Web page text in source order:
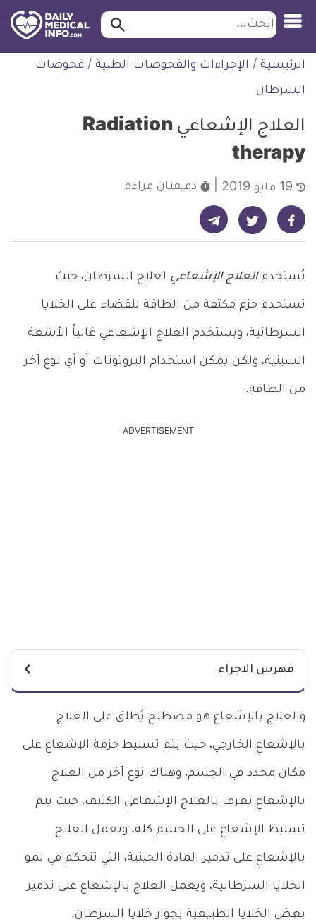
التخطي
للمحتوى
طبية
ابحث ابحث…
الرئيسية / الإجراءات والفحوصات الطبية / فحوصات
السرطان
العلاج الإشعاعي Radiation
therapy
دقيقتان قراءة
شارك على فيسبوك - ديلي ميديكال انفو شارك على تويتر - ديلي ميديكال انفو شارك على تيليجرام - ديلي ميديكال انفو
يُستخدم العلاج الإشعاعي لعلاج السرطان، حيث
تستخدم حزم مكثفة من الطاقة للقضاء على الخلايا
السرطانية، ويستخدم العلاج الإشعاعي غالباً الأشعة
السينية، ولكن يمكن استخدام البروتونات أو أي نوع آخر
من الطاقة.
ADVERTISEMENT
فهرس الاجراء
والعلاج بالإشعاع هو مصطلح يُطلق على العلاج
بالإشعاع الخارجي، حيث يتم تسليط حزمة الإشعاع على
مكان محدد في الجسم، وهناك نوع آخر من العلاج
بالإشعاع يعرف بالعلاج الإشعاعي الكثيف، حيت يتم
تسليط الإشعاع على الجسم كله. ويعمل العلاج
بالإشعاع على تدمير المادة الجينية، التي تتحكم في نمو
الخلايا السرطانية، ويعمل العلاج بالإشعاع على تدمير
بعض الخلايا الطبيعية بجوار خلايا السرطان.